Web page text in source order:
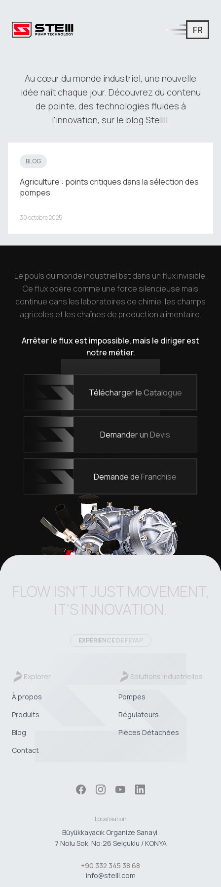
FR
Blog Stelll : Solutions industrielles
Axé sur les technologies des fluides et des domaines
Au cœur du monde industriel, une nouvelle
idée naît chaque jour. Découvrez du contenu
de pointe, des technologies fluides à
l'innovation, sur le blog Stellll.
BLOG
Agriculture : points critiques dans la sélection des
pompes
30 octobre 2025
Le pouls du monde industriel bat dans un flux invisible.
Ce flux opère comme une force silencieuse mais
continue dans les laboratoires de chimie, les champs
agricoles et les chaînes de production alimentaire.
Arrêter le flux est impossible, mais le diriger est
notre métier.
Télécharger le Catalogue
Demander un Devis
Demande de Franchise
FLOW ISN'T JUST MOVEMENT,
IT'S INNOVATION.
EXPÉRIENCE DE FEYAP
Explorer
À propos
Produits
Blog
Contact
Solutions Industrielles
Pompes
Régulateurs
Pièces Détachées
Localisation
Büyükkayacık Organize Sanayi.
7 Nolu Sok. No:26 Selçuklu / KONYA
+90 332 345 38 68
info@stelll.com